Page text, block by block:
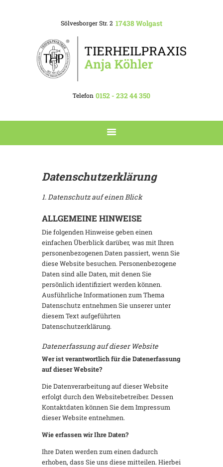
Sölvesborger Str. 2 17438 Wolgast
Telefon 0152 - 232 44 350
Behandlungsablauf
Über mich
Berufsbild
Kontakt
Datenschutzerklärung
1. Datenschutz auf einen Blick
ALLGEMEINE HINWEISE
Die folgenden Hinweise geben einen
einfachen Überblick darüber, was mit Ihren
personenbezogenen Daten passiert, wenn Sie
diese Website besuchen. Personenbezogene
Daten sind alle Daten, mit denen Sie
persönlich identifiziert werden können.
Ausführliche Informationen zum Thema
Datenschutz entnehmen Sie unserer unter
diesem Text aufgeführten
Datenschutzerklärung.
Datenerfassung auf dieser Website
Wer ist verantwortlich für die Datenerfassung
auf dieser Website?
Die Datenverarbeitung auf dieser Website
erfolgt durch den Websitebetreiber. Dessen
Kontaktdaten können Sie dem Impressum
dieser Website entnehmen.
Wie erfassen wir Ihre Daten?
Ihre Daten werden zum einen dadurch
erhoben, dass Sie uns diese mitteilen. Hierbei